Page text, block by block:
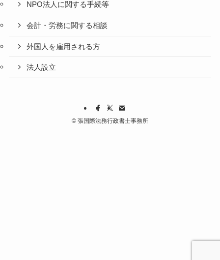
NPO法人に関する手続等
会計・労務に関する相談
外国人を雇用される方
法人設立
© 張国際法務行政書士事務所